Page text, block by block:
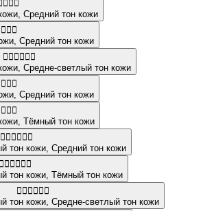
Средний тон кожи
Средний тон кожи
👩🏻‍❤️‍💋‍👨🏼
Средне-светлый тон кожи
Средний тон кожи
Тёмный тон кожи
🧑🏾‍❤️‍💋‍🧑🏽
тон кожи Средний тон кожи
👩🏾‍❤️‍💋‍👩🏿
тон кожи Тёмный тон кожи
👨🏾‍❤️‍💋‍👨🏼
тон кожи Средне-светлый тон кожи